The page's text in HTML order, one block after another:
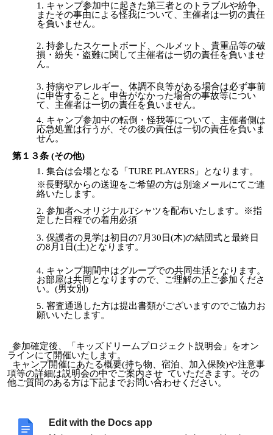
Edit with the Docs app
キャンプ参加中に起きた第三者とのトラブルや紛争、
またその事由による怪我について、主催者は一切の責任
を負いません。
持参したスケートボード、ヘルメット、貴重品等の破
損・紛失・盗難に関して主催者は一切の責任を負いませ
ん。
持病やアレルギー、体調不良等がある場合は必ず事前
に申告すること。申告がなかった場合の事故等につい
て、主催者は一切の責任を負いません。
キャンプ参加中の転倒・怪我等について、主催者側は
応急処置は行うが、その後の責任は一切の責任を負いま
せん。
第１３条 (その他)
集合は会場となる「TURE PLAYERS」となります。
※長野駅からの送迎をご希望の方は別途メールにてご連
絡いたします。
参加者へオリジナルTシャツを配布いたします。※指
定した日程での着用必須
保護者の見学は初日の7月30日(木)の結団式と最終日
の8月1日(土)となります。
キャンプ期間中はグループでの共同生活となります。
お部屋は共同となりますので、ご理解の上ご参加くださ
い。(男女別)
審査通過した方は提出書類がございますのでご協力お
願いいたします。
参加確定後、「キッズドリームプロジェクト説明会」をオン
ラインにて開催いたします。
キャンプ開催にあたる概要(持ち物、宿泊、加入保険)や注意事
項等の詳細は説明会の中でご案内させ ていただきます。その
他ご質問のある方は下記までお問い合わせください。
株式会社SFIDA